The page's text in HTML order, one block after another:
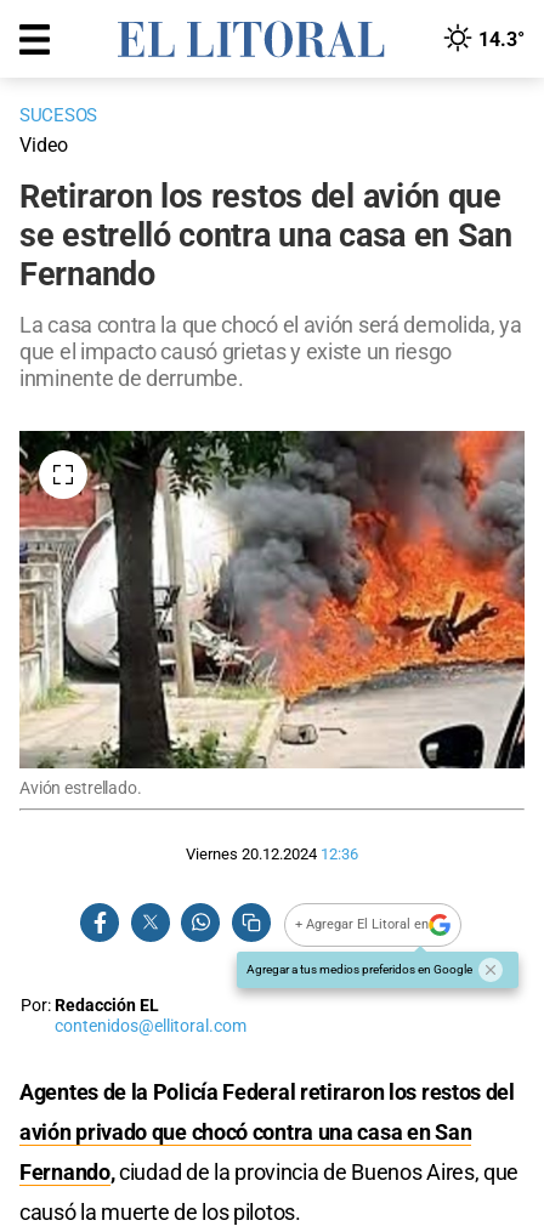
14.3°
SUCESOS
Video
Retiraron los restos del avión que
se estrelló contra una casa en San
Fernando
La casa contra la que chocó el avión será demolida, ya
que el impacto causó grietas y existe un riesgo
inminente de derrumbe.
Avión estrellado.
Viernes 20.12.2024 12:36
+ Agregar El Litoral en
Agregar a tus medios preferidos en Google
Por:Redacción EL
contenidos@ellitoral.com
Agentes de la Policía Federal retiraron los restos del
avión privado que chocó contra una casa en San
Fernando,ciudad de la provincia de Buenos Aires, que
causó la muerte de los pilotos.